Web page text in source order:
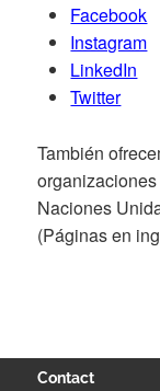
Facebook
Instagram
LinkedIn
Twitter
También
Naciones
(Páginas en
Contact